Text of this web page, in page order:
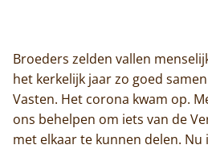
Broeders zelden vallen
het kerkelijk jaar zo goed
Vasten. Het corona kwam op.
ons behelpen om iets van de
met elkaar te kunnen delen. Nu